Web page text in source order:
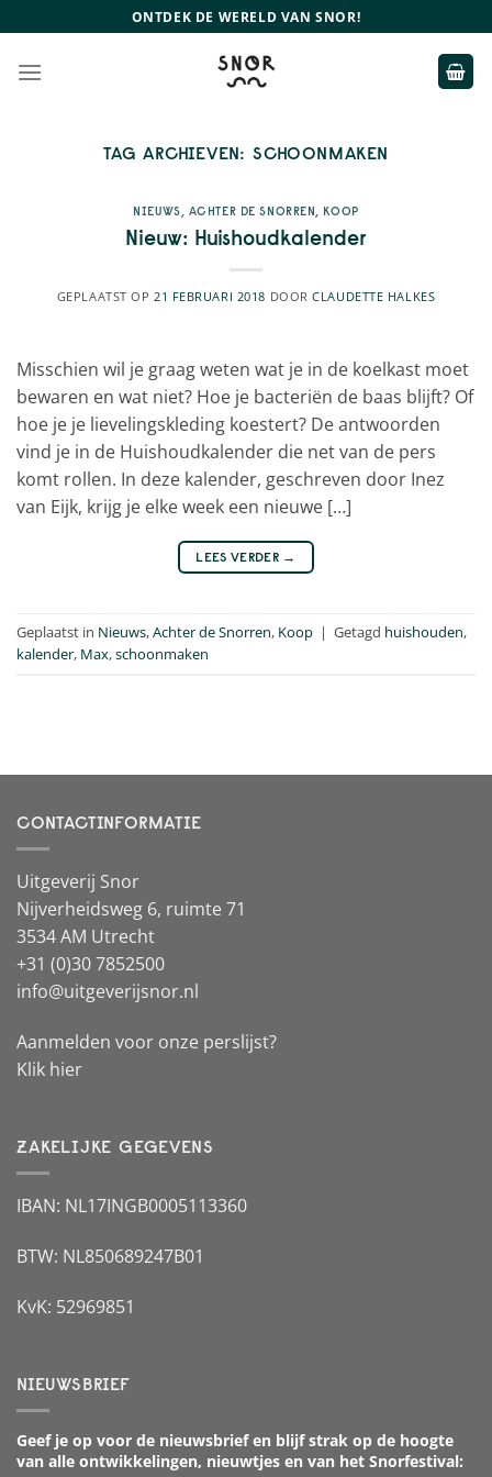
naar
inhoud
ONTDEK DE WERELD VAN SNOR!
TAG ARCHIEVEN:SCHOONMAKEN
NIEUWS, ACHTER DE SNORREN, KOOP
Nieuw: Huishoudkalender
GEPLAATST OP 21 FEBRUARI 2018 DOORCLAUDETTE HALKES
Misschien wil je graag weten wat je in de koelkast moet
bewaren en wat niet? Hoe je bacteriën de baas blijft? Of
hoe je je lievelingskleding koestert? De antwoorden
vind je in de Huishoudkalender die net van de pers
komt rollen. In deze kalender, geschreven door Inez
van Eijk, krijg je elke week een nieuwe […]
LEES VERDER →
Geplaatst in Nieuws,Achter de Snorren, Koop | Getagd huishouden,
kalender, Max,schoonmaken
CONTACTINFORMATIE
Uitgeverij Snor
Nijverheidsweg 6, ruimte 71
3534 AM Utrecht
+31 (0)30 7852500
info@uitgeverijsnor.nl
Aanmelden voor onze perslijst?
Klik hier
ZAKELIJKE GEGEVENS
IBAN: NL17INGB0005113360
BTW: NL850689247B01
KvK: 52969851
NIEUWSBRIEF
Geef je op voor de nieuwsbrief en blijf strak op de hoogte
van alle ontwikkelingen, nieuwtjes en van het Snorfestival: